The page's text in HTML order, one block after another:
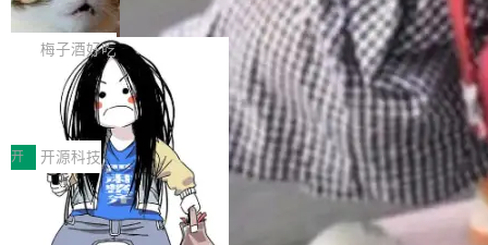
但对于金融、能源、医疗等对数据安全要求较...
Token花在哪里、算力是否被充分利用，以及持
续增长的AI成本该如何优化。 深信服AI算力网关
正是围绕这些实际问题，从Token治理和成本治
理两个方面，让用户的每一份算力都看得清、管
得住、用得稳、省得下、更安全！ 一、从现在开
始，Token使用一目...
不是一个人走。一同离开的还有 Sanjay Ghema
wat（Google 员工编号 23，Jeff Dean 二十多
年的编程搭档，MapReduce 和 Bigtable 的共同
作者）、Quoc Le（Google 大脑核心成员，Se
q2Seq 和 DocAI 的共同发明人）以及 Oriol Vin
yals（Gemini 联合负责人，AlphaSta...
字体可调、22 种语言、记忆搜索增强
打开终端就能上岗的全中文编码智能体，这一轮
把「看得清、用母语、记得住」三件事一次补
齐。 SolonCode 是什么 SolonCode 是杭州无
耳科技研发的企业级终端编码智能体——一位全
中文驱动的数字员工，自主理解需求、规划步
骤、编写代码。不挑模型、不挑平台，curl 一行
装完即用。 开源地址：Gitee · GitCode · GitHu
b 安装 支持 Java 8+（8~26）、macOS / Linu
x / Windows / Harmony PC。 # macOS / Linu
梅子酒好吃
让“代码语义理解”深度释放AI Coding
价值潜能：华为云码道（CodeArts）
代码仓技术解析
一、代码仓深度理解技术的作用与价值 在软件工
程实践中，代码仓是企业核心知识资产的主要载
体。企业级代码仓库通常包含数十万乃至数百万
个文件，其规模远超单次模型调用可承载的上下
文窗口。随着项目规模的持续扩张与代码历史的
开 开源科技